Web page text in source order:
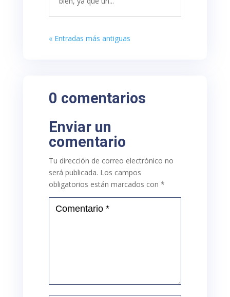
« Entradas más antiguas
0 comentarios
Enviar un
comentario
Tu dirección de correo electrónico no
será publicada. Los campos
obligatorios están marcados con *